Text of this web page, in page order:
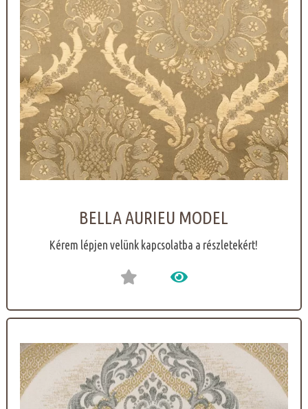
BELLA AURIEU MODEL
Kérem lépjen velünk kapcsolatba a részletekért!